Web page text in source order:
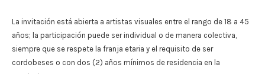
La invitación está abierta a artistas visuales entre el rango de 18 a 45
años; la participación puede ser individual o de manera colectiva,
siempre que se respete la franja etaria y el requisito de ser
cordobeses o con dos (2) años mínimos de residencia en la